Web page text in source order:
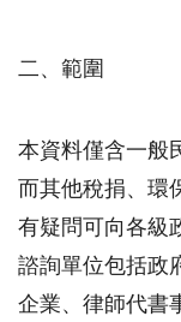
二、範圍
本資料僅含一般
而其他稅捐、環
有疑問可向各級
諮詢單位包括政
企業、律師代書